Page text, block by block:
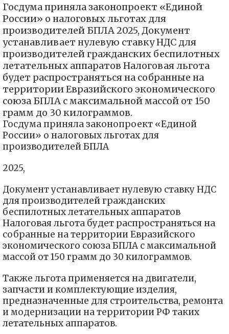
Госдума приняла законопроект «Единой
России» о налоговых льготах для
производителей БПЛА 2025, Документ
устанавливает нулевую ставку НДС для
производителей гражданских беспилотных
летательных аппаратов Налоговая льгота
будет распространяться на собранные на
территории Евразийского экономического
союза БПЛА с максимальной массой от 150
грамм до 30 килограммов.
Госдума приняла законопроект «Единой
России» о налоговых льготах для
производителей БПЛА
2025,
Документ устанавливает нулевую ставку НДС
для производителей гражданских
беспилотных летательных аппаратов
Налоговая льгота будет распространяться на
собранные на территории Евразийского
экономического союза БПЛА с максимальной
массой от 150 грамм до 30 килограммов.
Также льгота применяется на двигатели,
запчасти и комплектующие изделия,
предназначенные для строительства, ремонта
и модернизации на территории РФ таких
летательных аппаратов.